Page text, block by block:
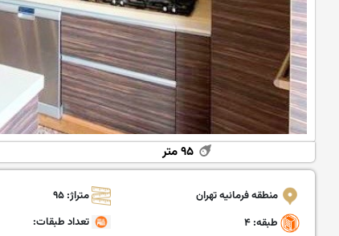
۹۵ متر
منطقه فرمانیه تهران متراژ: ۹۵
طبقه: ۴
تعداد طبقات: